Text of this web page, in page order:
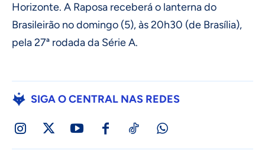
Horizonte. A Raposa receberá o lanterna do
Brasileirão no domingo (5), às 20h30 (de Brasília),
pela 27ª rodada da Série A.
SIGA O CENTRAL NAS REDES